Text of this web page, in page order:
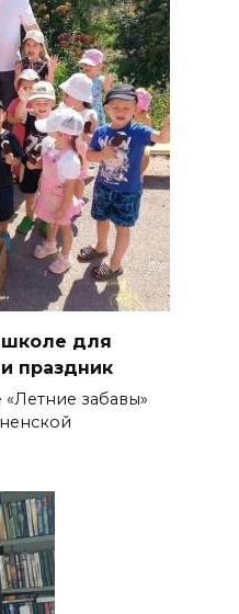
школе для
праздник
забавы»